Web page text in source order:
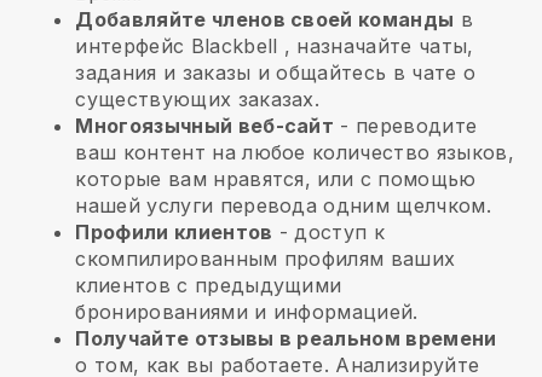
Добавляйте членов своей команды в
интерфейс Blackbell , назначайте чаты,
задания и заказы и общайтесь в чате о
существующих заказах.
Многоязычный веб-сайт - переводите
ваш контент на любое количество языков,
которые вам нравятся, или с помощью
нашей услуги перевода одним щелчком.
Профили клиентов - доступ к
скомпилированным профилям ваших
клиентов с предыдущими
бронированиями и информацией.
Получайте отзывы в реальном времени
о том, как вы работаете. Анализируйте